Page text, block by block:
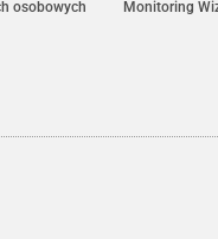
osobowych Monitoring